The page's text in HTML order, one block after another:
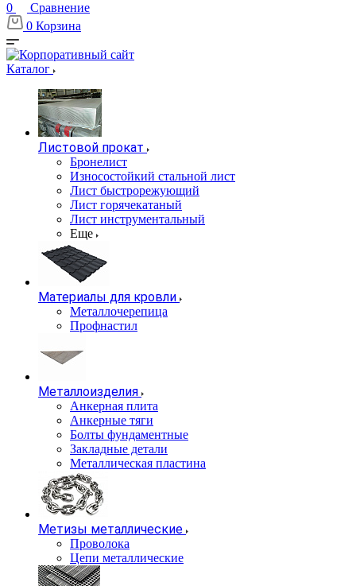
0
Сравнение
0 Корзина
Каталог
Листовой прокат
Бронелист
Износостойкий стальной лист
Лист быстрорежующий
Лист горячекатаный
Лист инструментальный
Еще
Материалы для кровли
Металлочерепица
Профнастил
Металлоизделия
Анкерная плита
Анкерные тяги
Болты фундаментные
Закладные детали
Металлическая пластина
Метизы металлические
Проволока
Цепи металлические